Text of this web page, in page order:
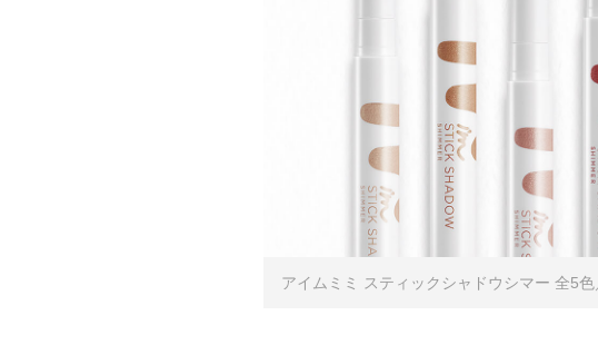
アイムミミ スティックシャドウシマー 全5